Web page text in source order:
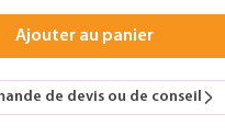
Ajouter au panier
de devis ou de conseil